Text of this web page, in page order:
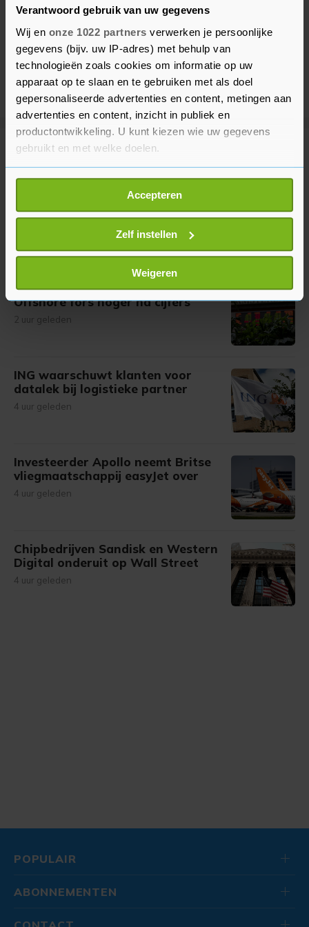
Verantwoord gebruik van uw gegevens
Wij en onze 1022 partners verwerken je persoonlijke
gegevens (bijv. uw IP-adres) met behulp van
technologieën zoals cookies om informatie op uw
apparaat op te slaan en te gebruiken met als doel
gepersonaliseerde advertenties en content, metingen aan
advertenties en content, inzicht in publiek en
productontwikkeling. U kunt kiezen wie uw gegevens
gebruikt en met welke doelen.
Als u het toestaat, willen we ook graag:
Informatie verzamelen over uw geografische
locatie, die tot een paar meter nauwkeurig kan zijn
Uw apparaat identificeren door het actief te
scannen op specifieke eigenschappen (fingerprinting)
Lees meer over hoe uw persoonlijke gegevens worden
verwerkt en stel uw voorkeuren in het
U kunt uw toestemming op elk moment wijzigen of
intrekken in de Cookieverklaring.
bezoek makkelijker en persoonlijker. Op
onze cookiepagina kun je ons cookiebeleid bekijken en je
gemaakte keuze altijd wijzigen of intrekken.
Accepteren
Zelf instellen
Weigeren
Meer uit Financieel
FNV bezorgd om werknemers na
uitstel van betaling Babboe-
Plusje voor AEX-index, SBM
Offshore fors hoger na cijfers
2 uur geleden
ING waarschuwt klanten voor
datalek bij logistieke partner
4 uur geleden
Investeerder Apollo neemt Britse
vliegmaatschappij easyJet over
4 uur geleden
Chipbedrijven Sandisk en Western
Digital onderuit op Wall Street
4 uur geleden
POPULAIR
ABONNEMENTEN